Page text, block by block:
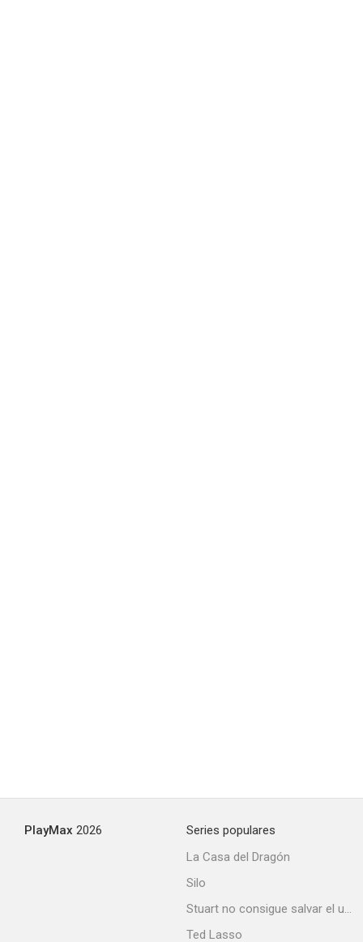
PlayMax 2026
Series populares
La Casa del Dragón
Silo
Stuart no consigue salvar el universo
Ted Lasso